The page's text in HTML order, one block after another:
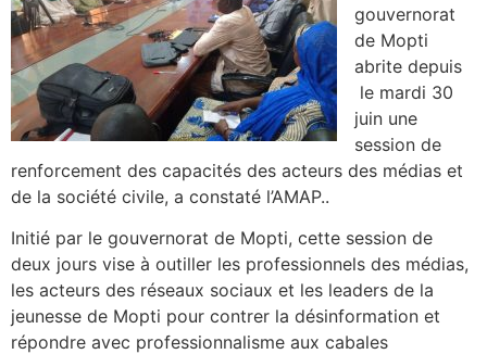
gouvernorat
de Mopti
abrite depuis
le mardi 30
juin une
session de
renforcement des capacités des acteurs des médias et
de la société civile, a constaté l’AMAP..
Initié par le gouvernorat de Mopti, cette session de
deux jours vise à outiller les professionnels des médias,
les acteurs des réseaux sociaux et les leaders de la
jeunesse de Mopti pour contrer la désinformation et
répondre avec professionnalisme aux cabales